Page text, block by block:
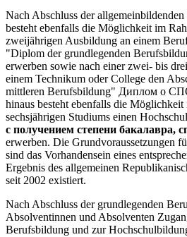
Nach Abschluss der
besteht ebenfalls die Möglichkeit im
zweijährigen Ausbildung an einem
"Diplom der grundlegenden
erwerben sowie nach einer zwei- bis
einem Technikum oder College den
mittleren Berufsbildung" Диплом о
hinaus besteht ebenfalls die
sechsjährigen Studiums einen
с получением степени бакалавра,
erwerben. Die Grundvoraussetzungen
sind das Vorhandensein eines
Ergebnis des allgemeinen
seit 2002 existiert.
Nach Abschluss der grundlegenden
Absolventinnen und Absolventen
Berufsbildung und zur